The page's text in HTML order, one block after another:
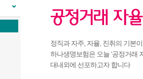
정직과 자주, 자율, 진취의 기본
하나생명보험은 오늘 ‘공정거래
대내외에 선포하고자 합니다